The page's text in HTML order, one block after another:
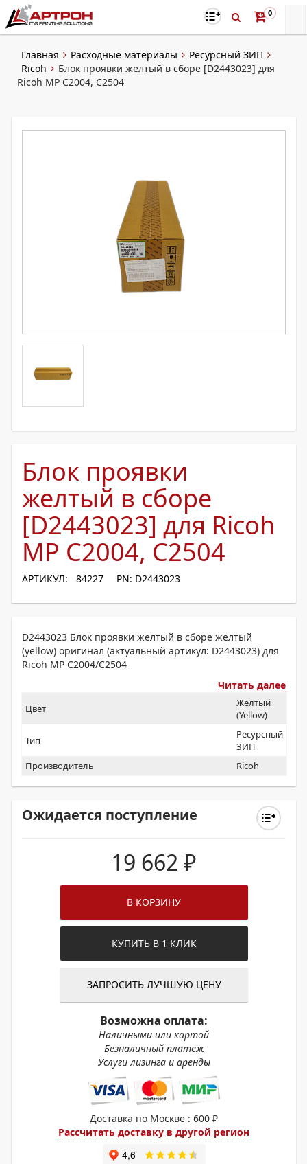
0
Главная Расходные материалы
Ресурсный ЗИП
Ricoh
Блок проявки желтый в сборе [D2443023] для
Ricoh MP C2004, C2504
Блок проявки
желтый в сборе
[D2443023] для Ricoh
MP C2004, C2504
АРТИКУЛ: 84227 PN: D2443023
D2443023 Блок проявки желтый в сборе желтый
(yellow) оригинал (актуальный артикул: D2443023) для
Ricoh MP C2004/C2504
Читать далее
Цвет
Желтый
(Yellow)
Тип
Ресурсный
ЗИП
Производитель
Ricoh
Ожидается поступление
19 662 ₽
В КОРЗИНУ
КУПИТЬ В 1 КЛИК
ЗАПРОСИТЬ ЛУЧШУЮ ЦЕНУ
Возможна оплата:
Наличными или картой
Безналичный платёж
Услуги лизинга и аренды
Доставка по Москве : 600 ₽
Рассчитать доставку в другой регион